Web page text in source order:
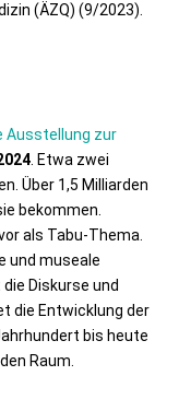
(ÄZQ) (9/2023).
Ausstellung zur
. Etwa zwei
Über 1,5 Milliarden
bekommen.
als Tabu-Thema.
und museale
Diskurse und
die Entwicklung der
bis heute
Raum.